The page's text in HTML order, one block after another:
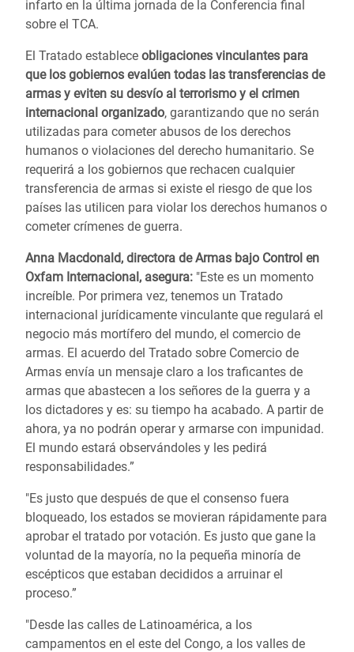
infarto en la última jornada de la Conferencia final
sobre el TCA.
El Tratado establece obligaciones vinculantes para
que los gobiernos evalúen todas las transferencias de
armas y eviten su desvío al terrorismo y el crimen
internacional organizado, garantizando que no serán
utilizadas para cometer abusos de los derechos
humanos o violaciones del derecho humanitario. Se
requerirá a los gobiernos que rechacen cualquier
transferencia de armas si existe el riesgo de que los
países las utilicen para violar los derechos humanos o
cometer crímenes de guerra.
Anna Macdonald, directora de Armas bajo Control en
Oxfam Internacional, asegura: "Este es un momento
increíble. Por primera vez, tenemos un Tratado
internacional jurídicamente vinculante que regulará el
negocio más mortífero del mundo, el comercio de
armas. El acuerdo del Tratado sobre Comercio de
Armas envía un mensaje claro a los traficantes de
armas que abastecen a los señores de la guerra y a
los dictadores y es: su tiempo ha acabado. A partir de
ahora, ya no podrán operar y armarse con impunidad.
El mundo estará observándoles y les pedirá
responsabilidades.”
"Es justo que después de que el consenso fuera
bloqueado, los estados se movieran rápidamente para
aprobar el tratado por votación. Es justo que gane la
voluntad de la mayoría, no la pequeña minoría de
escépticos que estaban decididos a arruinar el
proceso.”
"Desde las calles de Latinoamérica, a los
campamentos en el este del Congo, a los valles de